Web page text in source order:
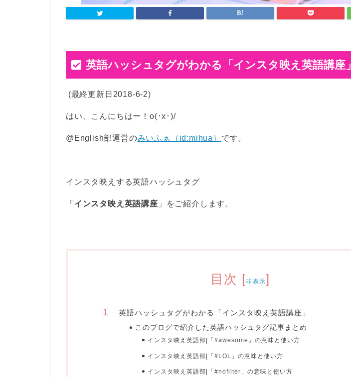
英語ハッシュタグがわかる「インスタ映え英語講座」
(最終更新日2018-6-2)
はい、こんにちはー！o(･x･)/
@English部運営のみいふぁ（id:mihua） です。
インスタ映えする英語ハッシュタグ
「 インスタ映え英語講座 」をご紹介します。
目次 [非表示]
英語ハッシュタグがわかる「インスタ映え英語講座」
このブログで紹介した英語ハッシュタグ記事まとめ
インスタ映え英語部|「#awesome」の意味と使い方
インスタ映え英語部|「#LOL」の意味と使い方
インスタ映え英語部|「#nofilter」の意味と使い方